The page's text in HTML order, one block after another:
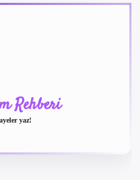
Rehberi
yaz!